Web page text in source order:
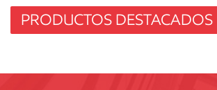
PRODUCTOS DESTACADOS